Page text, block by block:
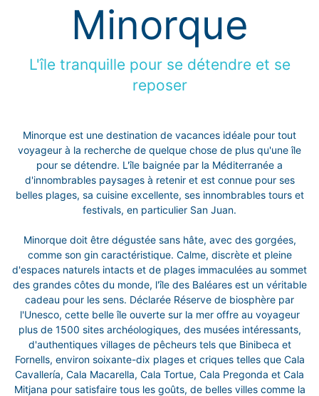
Minorque
L'île tranquille pour se détendre et se
reposer
Minorque est une destination de vacances idéale pour tout
voyageur à la recherche de quelque chose de plus qu'une île
pour se détendre. L'île baignée par la Méditerranée a
d'innombrables paysages à retenir et est connue pour ses
belles plages, sa cuisine excellente, ses innombrables tours et
festivals, en particulier San Juan.
Minorque doit être dégustée sans hâte, avec des gorgées,
comme son gin caractéristique. Calme, discrète et pleine
d'espaces naturels intacts et de plages immaculées au sommet
des grandes côtes du monde, l'île des Baléares est un véritable
cadeau pour les sens. Déclarée Réserve de biosphère par
l'Unesco, cette belle île ouverte sur la mer offre au voyageur
plus de 1500 sites archéologiques, des musées intéressants,
d'authentiques villages de pêcheurs tels que Binibeca et
Fornells, environ soixante-dix plages et criques telles que Cala
Cavallería, Cala Macarella, Cala Tortue, Cala Pregonda et Cala
Mitjana pour satisfaire tous les goûts, de belles villes comme la